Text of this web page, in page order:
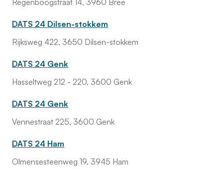
Regenboogstraat 14, 3960 Bree
DATS 24 Dilsen-stokkem
Rijksweg 422, 3650 Dilsen-stokkem
DATS 24 Genk
Hasseltweg 212 - 220, 3600 Genk
DATS 24 Genk
Vennestraat 225, 3600 Genk
DATS 24 Ham
Olmensesteenweg 19, 3945 Ham